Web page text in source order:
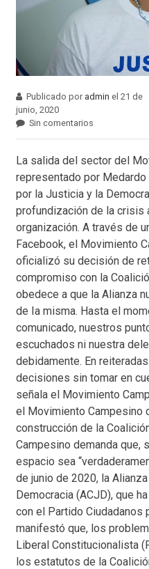
Publicado por admin el 21 de
junio, 2020
Sin comentarios
La salida del sector del
representado por Medardo
por la Justicia y la
profundización de la crisis
organización. A través de
Facebook, el Movimiento
oficializó su decisión de
compromiso con la
obedece a que la Alianza
de Ia misma. Hasta el
comunicado, nuestros
escuchados ni nuestra
debidamente. En
decisiones sin tomar en
señala el Movimiento
el Movimiento Campesino
construcción de la
Campesino demanda que,
espacio sea
de junio de 2020, la
Democracia (ACJD), que
con el Partido Ciudadanos
manifestó que, los
Liberal Constitucionalista
los estatutos de la